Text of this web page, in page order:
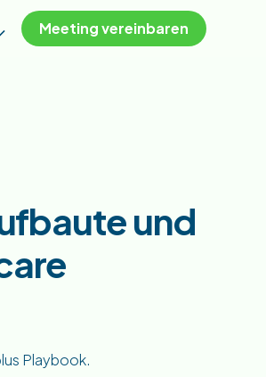
Meeting vereinbaren
und
Playbook.